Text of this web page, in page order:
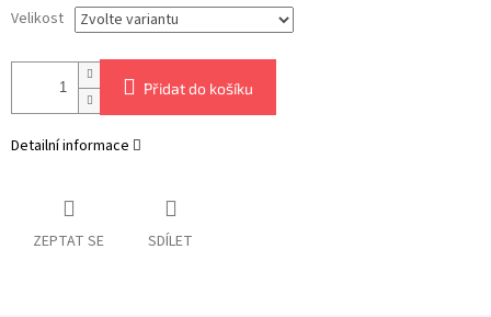
Velikost
Přidat do košíku
Detailní informace
ZEPTAT SE SDÍLET